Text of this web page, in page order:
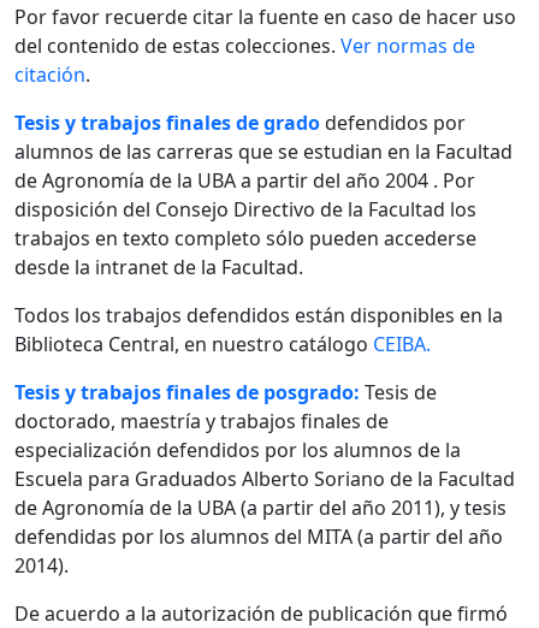
Por favor recuerde citar la fuente en caso de hacer uso
del contenido de estas colecciones. Ver normas de
citación.
Tesis y trabajos finales de gradodefendidos por
alumnos de las carreras que se estudian en la Facultad
de Agronomía de la UBA a partir del año 2004 . Por
disposición del Consejo Directivo de la Facultad los
trabajos en texto completo sólo pueden accederse
desde la intranet de la Facultad.
Todos los trabajos defendidos están disponibles en la
Biblioteca Central, en nuestro catálogo CEIBA.
Tesis y trabajos finales de posgrado: Tesis de
doctorado, maestría y trabajos finales de
especialización defendidos por los alumnos de la
Escuela para Graduados Alberto Soriano de la Facultad
de Agronomía de la UBA (a partir del año 2011), y tesis
defendidas por los alumnos del MITA (a partir del año
2014).
De acuerdo a la autorización de publicación que firmó